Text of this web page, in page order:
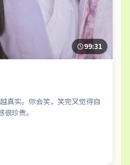
99:31
真实。你会笑，笑完又觉得自
珍贵。